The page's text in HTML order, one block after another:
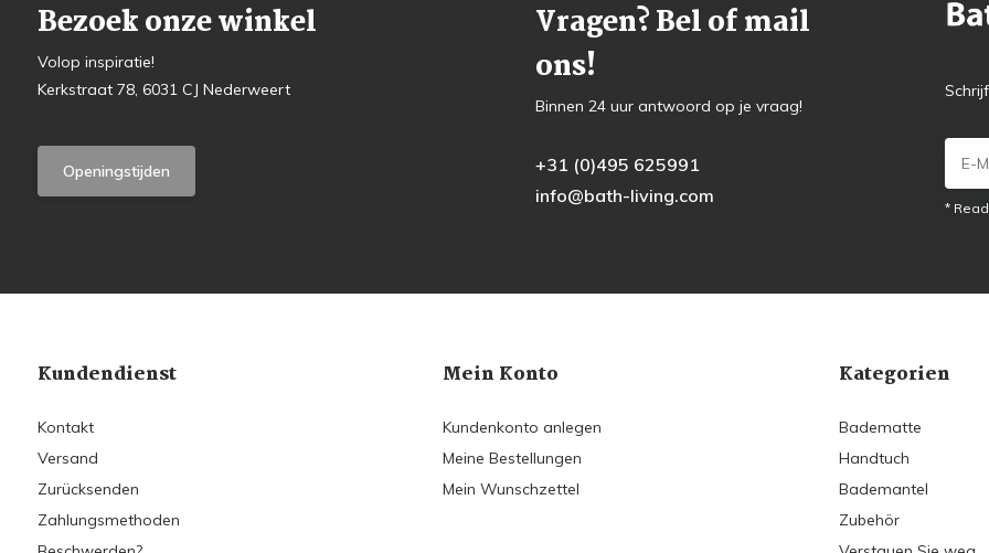
Bezoek onze winkel
Volop inspiratie!
Kerkstraat 78, 6031 CJ Nederweert
Openingstijden
Vragen? Bel of mail
ons!
Binnen 24 uur antwoord op je vraag!
+31 (0)495 625991
info@bath-living.com
*
Kundendienst
Kontakt
Versand
Zurücksenden
Zahlungsmethoden
Mein Konto
Kundenkonto anlegen
Meine Bestellungen
Mein Wunschzettel
Kategorien
Badematte
Handtuch
Bademantel
Zubehör